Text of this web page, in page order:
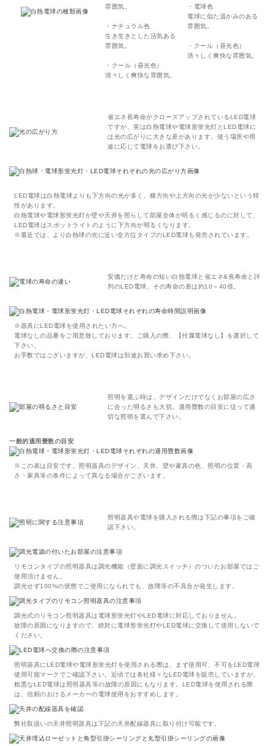
雰囲気。
・ナチュラル色
生き生きとした活気ある
雰囲気。
・クール（昼光色）
清々しく爽快な雰囲気。
・電球色
電球に似た温かみのある
雰囲気。
・クール（昼光色）
清々しく爽快な雰囲気。
省エネ長寿命がクローズアップされているLED電球
ですが、実は白熱電球や電球形蛍光灯とLED電球に
は光の広がりに大きな差があります。使う場所や用
途に応じて電球をお選び下さい。
LED電球は白熱電球よりも下方向の光が多く、横方向や上方向の光が少ないという特
性があります。
白熱電球や電球形蛍光灯が壁や天井を照らして部屋全体が明るく感じるのに対して、
LED電球はスポットライトのように下方向が明るくなります。
※最近では、より白熱球の光に近い全方位タイプのLED電球も発売されています。
安価だけど寿命の短い白熱電球と省エネ&長寿命と評
判のLED電球、その寿命の差は約10～40倍。
※器具にLED電球を使用されたい方へ。
電球なしの品番をご用意致しております。ご購入の際、【付属電球なし】を選択して
下さい。
お手数ではございますが、LED電球は別途お買い求め下さい。
照明を選ぶ時は、デザインだけでなくお部屋の広さ
に合った明るさも大切。適用畳数の目安に従って適
切な照明を選んで下さい。
一般的適用畳数の目安
※この表は目安です。照明器具のデザイン、天井、壁や家具の色、照明の位置・高
さ・家具等の条件によって異なる場合がございます。
照明器具や電球を購入される際は下記の事項をご確
認下さい。
リモコンタイプの照明器具は調光機能（壁面に調光スイッチ）のついたお部屋ではご
使用頂けません。
調光せず100%の状態でご使用になられても、故障等の不具合が発生します。
調光式のリモコン照明器具は電球形蛍光灯やLED電球に対応しておりません。
故障の原因になりますので、絶対に電球形蛍光灯やLED電球に交換して使用しないで
ください。
照明器具にLED電球や電球形蛍光灯を使用される際は、まず使用可、不可をLED電球
使用可能マークでご確認下さい。近頃では各社様々なLED電球を販売していますが、
粗悪なLED電球は照明器具等の故障の原因にもなります。LED電球を使用される際
は、信頼のおけるメーカーの電球使用をおすすめします。
弊社取扱いの天井照明器具は下記の天井配線器具に取り付け可能です。